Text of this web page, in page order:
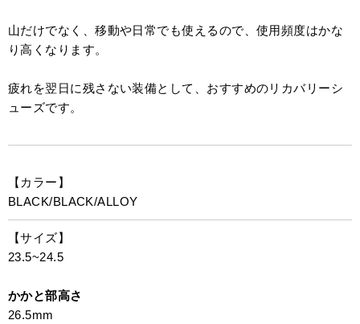
山だけでなく、移動や日常でも使えるので、使用頻度はかな
り高くなります。
疲れを翌日に残さない装備として、おすすめのリカバリーシ
ューズです。
【カラー】
BLACK/BLACK/ALLOY
【サイズ】
23.5~24.5
かかと部高さ
26.5mm